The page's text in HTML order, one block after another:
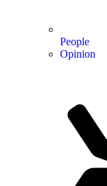
People
Opinion